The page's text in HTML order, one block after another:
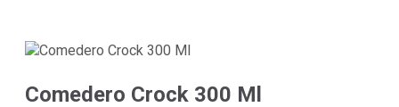
Comedero Crock 300 Ml